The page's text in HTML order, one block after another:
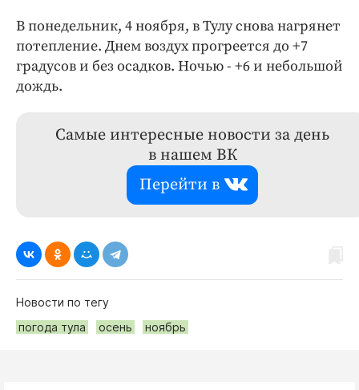
В понедельник, 4 ноября, в Тулу снова нагрянет
потепление. Днем воздух прогреется до +7
градусов и без осадков. Ночью - +6 и небольшой
дождь.
Самые интересные новости за день
в нашем ВК
Перейти в
Новости по тегу
погода тула
осень ноябрь